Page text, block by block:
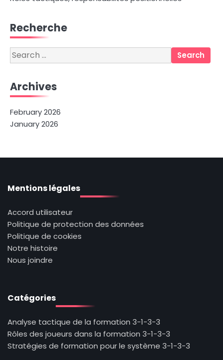
Recherche
Search
for:
Archives
February 2026
January 2026
Mentions légales
Accord utilisateur
Politique de protection des données
Politique de cookies
Notre histoire
Nous joindre
Catégories
Analyse tactique de la formation 3-1-3-3
Rôles des joueurs dans la formation 3-1-3-3
Stratégies de formation pour le système 3-1-3-3